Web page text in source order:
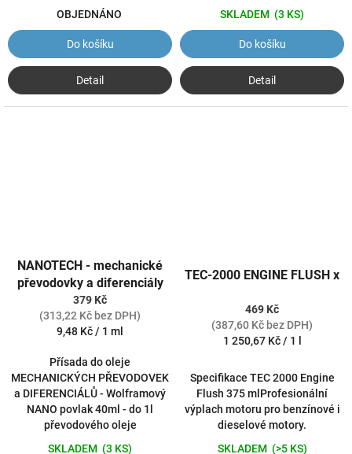
OBJEDNÁNO
Do košíku
Detail
SKLADEM (3 KS)
Do košíku
Detail
NANOTECH - mechanické
převodovky a diferenciály
379 Kč
(313,22 Kč bez DPH)
Měrná
9,48 Kč / 1 ml
Přísada do oleje
MECHANICKÝCH PŘEVODOVEK
a DIFERENCIÁLŮ - Wolframový
NANO povlak 40ml - do 1l
převodového oleje
SKLADEM (3 KS)
TEC-2000 ENGINE FLUSH x
469 Kč
(387,60 Kč bez DPH)
Měrná
1 250,67 Kč / 1 l
Specifikace TEC 2000 Engine
Flush 375 mlProfesionální
výplach motoru pro benzínové i
dieselové motory.
SKLADEM (>5 KS)